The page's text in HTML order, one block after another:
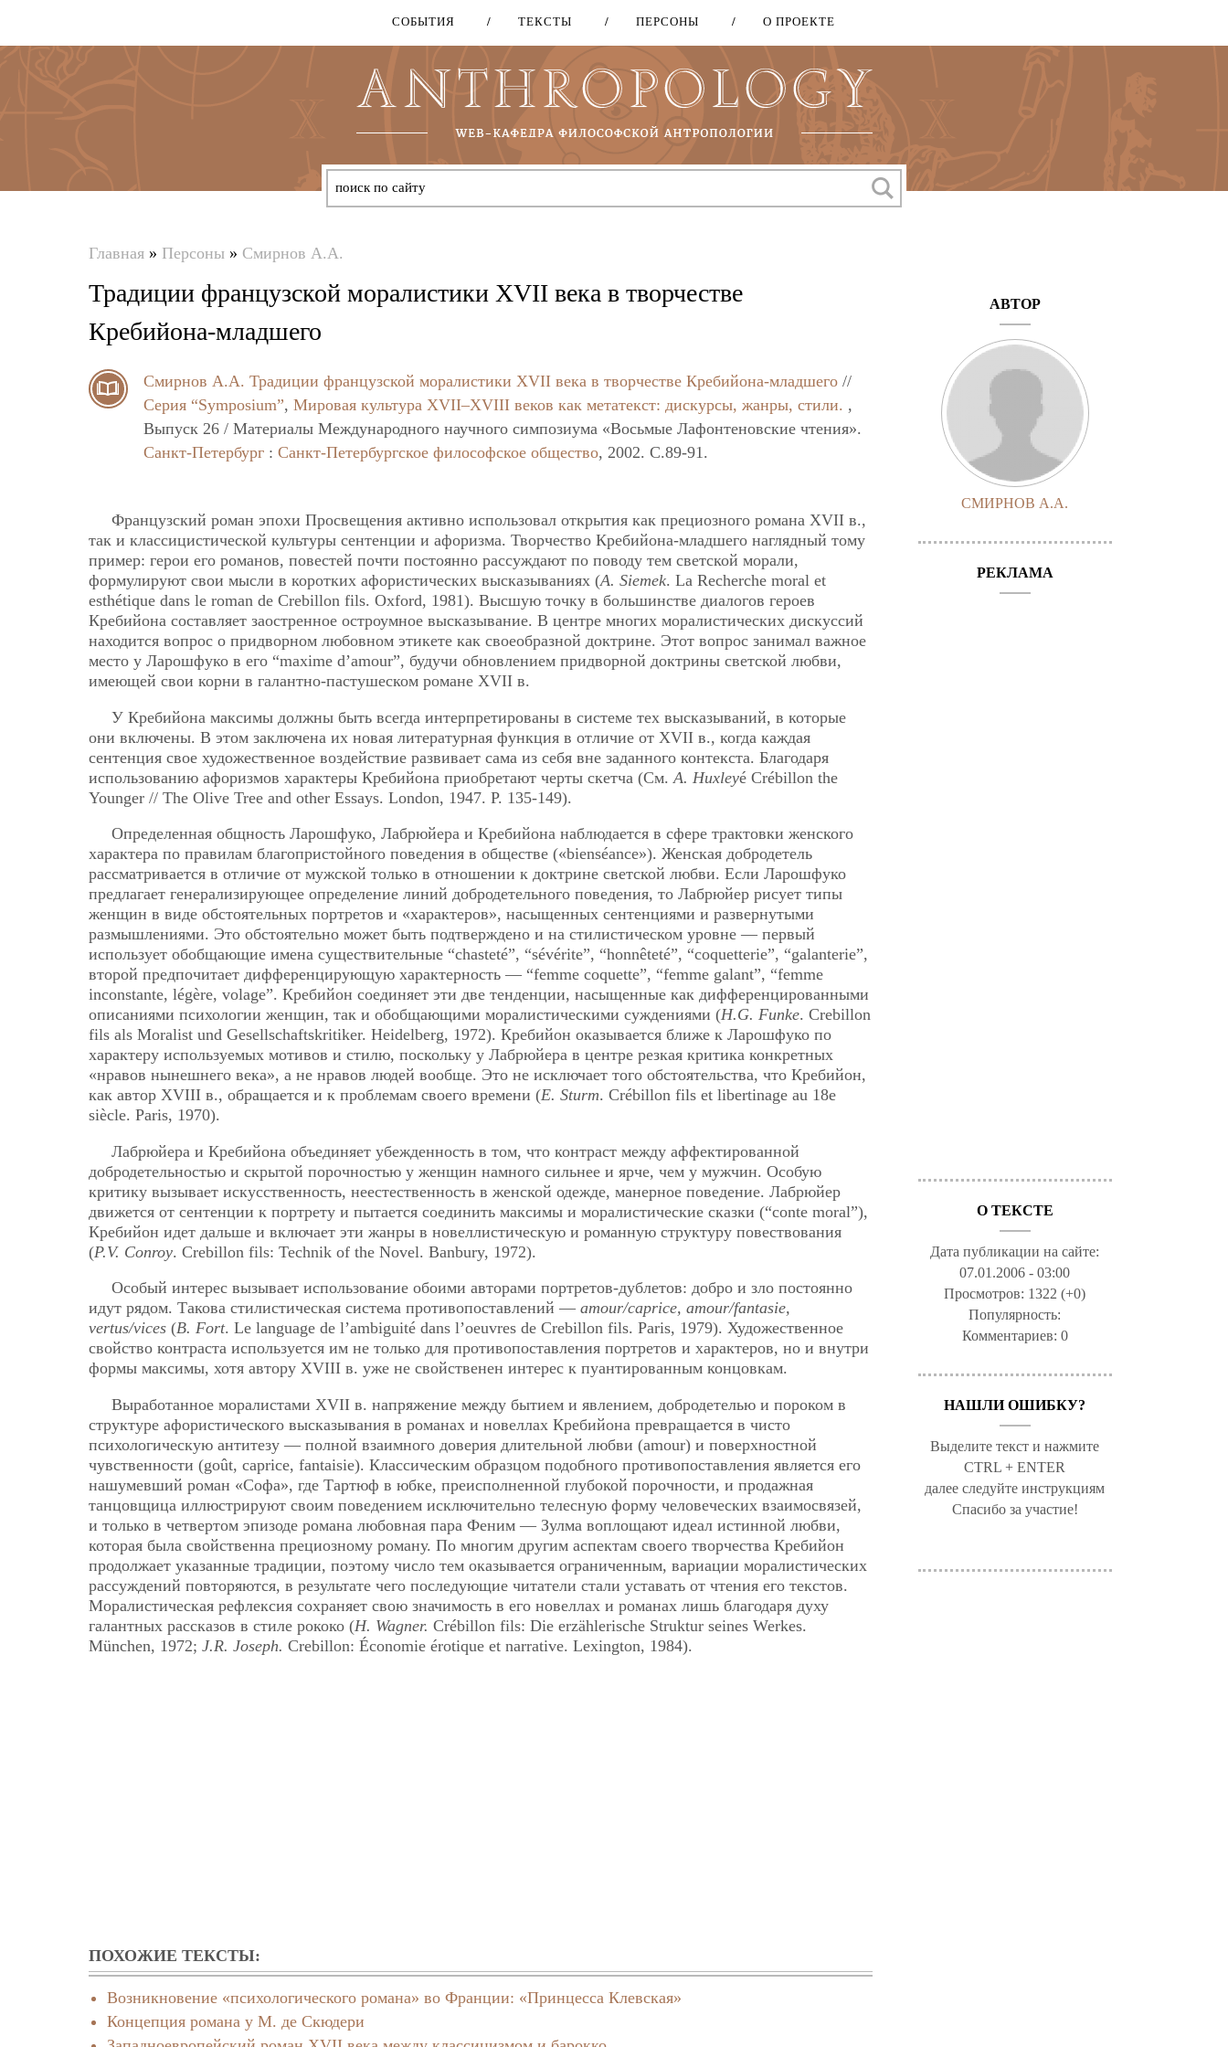
Перейти
основному
содержанию
СОБЫТИЯ ТЕКСТЫ ПЕРСОНЫ О ПРОЕКТЕ
здесь
Главная » Персоны » Смирнов А.А.
Традиции французской моралистики XVII века в творчестве
Кребийона-младшего
Смирнов А.А. Традиции французской моралистики XVII века в творчестве Кребийона-младшего //
Серия “Symposium”, Мировая культура XVII–XVIII веков как метатекст: дискурсы, жанры, стили. ,
Выпуск 26 / Материалы Международного научного симпозиума «Восьмые Лафонтеновские чтения».
Санкт-Петербург : Санкт-Петербургское философское общество, 2002. C.89-91.
Французский роман эпохи Просвещения активно использовал открытия как прециозного романа ХVII в.,
так и классицистической культуры сентенции и афоризма. Творчество Кребийона-младшего наглядный тому
пример: герои его романов, повестей почти постоянно рассуждают по поводу тем светской морали,
формулируют свои мысли в коротких афористических высказываниях (A. Siemek. La Recherche moral et
esthétique dans le roman de Crebillon fils. Oxford, 1981). Высшую точку в большинстве диалогов героев
Кребийона составляет заостренное остроумное высказывание. В центре многих моралистических дискуссий
находится вопрос о придворном любовном этикете как своеобразной доктрине. Этот вопрос занимал важное
место у Ларошфуко в его “maxime d’amour”, будучи обновлением придворной доктрины светской любви,
имеющей свои корни в галантно-пастушеском романе ХVII в.
У Кребийона максимы должны быть всегда интерпретированы в системе тех высказываний, в которые
они включены. В этом заключена их новая литературная функция в отличие от ХVII в., когда каждая
сентенция свое художественное воздействие развивает сама из себя вне заданного контекста. Благодаря
использованию афоризмов характеры Кребийона приобретают черты скетча (См. A. Huxleyé Crébillon the
Younger // The Olive Tree and other Essays. London, 1947. Р. 135-149).
Определенная общность Ларошфуко, Лабрюйера и Кребийона наблюдается в сфере трактовки женского
характера по правилам благопристойного поведения в обществе («bienséance»). Женская добродетель
рассматривается в отличие от мужской только в отношении к доктрине светской любви. Если Ларошфуко
предлагает генерализирующее определение линий добродетельного поведения, то Лабрюйер рисует типы
женщин в виде обстоятельных портретов и «характеров», насыщенных сентенциями и развернутыми
размышлениями. Это обстоятельно может быть подтверждено и на стилистическом уровне — первый
использует обобщающие имена существительные “chasteté”, “sévérite”, “honnêteté”, “coquetterie”, “galanterie”,
второй предпочитает дифференцирующую характерность — “femme coquette”, “femme galant”, “femme
inconstante, légère, volage”. Кребийон соединяет эти две тенденции, насыщенные как дифференцированными
описаниями психологии женщин, так и обобщающими моралистическими суждениями (H.G. Funke. Crebillon
fils als Moralist und Gesellschaftskritiker. Heidelberg, 1972). Кребийон оказывается ближе к Ларошфуко по
характеру используемых мотивов и стилю, поскольку у Лабрюйера в центре резкая критика конкретных
«нравов нынешнего века», а не нравов людей вообще. Это не исключает того обстоятельства, что Кребийон,
как автор ХVIII в., обращается и к проблемам своего времени (E. Sturm. Crébillon fils et libertinage au 18e
siècle. Paris, 1970).
Лабрюйера и Кребийона объединяет убежденность в том, что контраст между аффектированной
добродетельностью и скрытой порочностью у женщин намного сильнее и ярче, чем у мужчин. Особую
критику вызывает искусственность, неестественность в женской одежде, манерное поведение. Лабрюйер
движется от сентенции к портрету и пытается соединить максимы и моралистические сказки (“conte moral”),
Кребийон идет дальше и включает эти жанры в новеллистическую и романную структуру повествования
(P.V. Conroy. Crebillon fils: Technik of the Novel. Banbury, 1972).
Особый интерес вызывает использование обоими авторами портретов-дублетов: добро и зло постоянно
идут рядом. Такова стилистическая система противопоставлений — amour/caprice, amour/fantasie,
vertus/vices (B. Fort. Le language de l’ambiguité dans l’oeuvres de Crebillon fils. Paris, 1979). Художественное
свойство контраста используется им не только для противопоставления портретов и характеров, но и внутри
формы максимы, хотя автору ХVIII в. уже не свойственен интерес к пуантированным концовкам.
Выработанное моралистами ХVII в. напряжение между бытием и явлением, добродетелью и пороком в
структуре афористического высказывания в романах и новеллах Кребийона превращается в чисто
психологическую антитезу — полной взаимного доверия длительной любви (amour) и поверхностной
чувственности (goût, caprice, fantaisie). Классическим образцом подобного противопоставления является его
нашумевший роман «Софа», где Тартюф в юбке, преисполненной глубокой порочности, и продажная
танцовщица иллюстрируют своим поведением исключительно телесную форму человеческих взаимосвязей,
и только в четвертом эпизоде романа любовная пара Феним — Зулма воплощают идеал истинной любви,
которая была свойственна прециозному роману. По многим другим аспектам своего творчества Кребийон
продолжает указанные традиции, поэтому число тем оказывается ограниченным, вариации моралистических
рассуждений повторяются, в результате чего последующие читатели стали уставать от чтения его текстов.
Моралистическая рефлексия сохраняет свою значимость в его новеллах и романах лишь благодаря духу
галантных рассказов в стиле рококо (H. Wagner. Crébillon fils: Die erzählerische Struktur seines Werkes.
München, 1972; J.R. Joseph. Crebillon: Économie érotique et narrative. Lexington, 1984).
ПОХОЖИЕ ТЕКСТЫ:
Возникновение «психологического романа» во Франции: «Принцесса Клевская»
Концепция романа у М. де Скюдери
АВТОР
СМИРНОВ А.А.
РЕКЛАМА
О ТЕКСТЕ
Дата публикации на сайте:
07.01.2006 - 03:00
Просмотров: 1322 (+0)
Популярность:
Комментариев: 0
НАШЛИ ОШИБКУ?
Выделите текст и нажмите
CTRL + ENTER
далее следуйте инструкциям
Спасибо за участие!